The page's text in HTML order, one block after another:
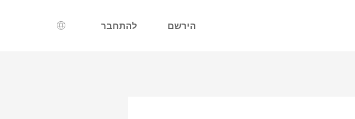
הירשם להתחבר
בחירת שפה